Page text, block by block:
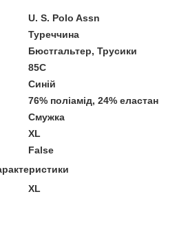
U. S. Polo Assn
Туреччина
Бюстгальтер, Трусики
85C
Синій
76% поліамід, 24% еластан
Смужка
XL
False
XL